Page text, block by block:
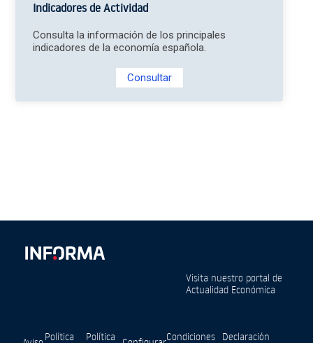
Indicadores de Actividad
Consulta la información de los principales
indicadores de la economía española.
Consultar
Visita nuestro portal de
Actualidad Económica
Política
Política
Condiciones
Declaración